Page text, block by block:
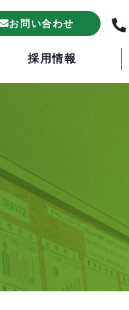
お問い合わせ
採用情報